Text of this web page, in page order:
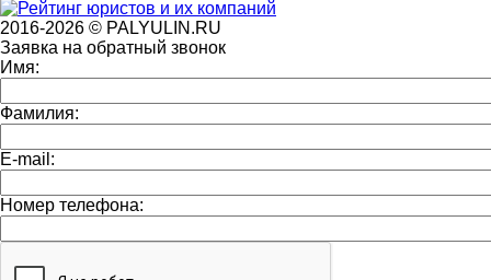
2016-2026 © PALYULIN.RU
Заявка на обратный звонок
Имя:
Фамилия:
E-mail:
Номер телефона: